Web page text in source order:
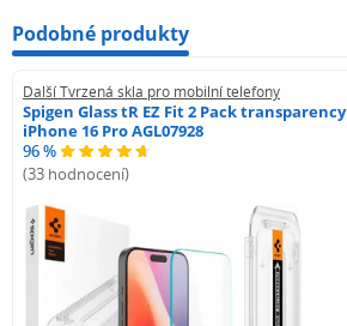
Podobné produkty
Další Tvrzená skla pro mobilní telefony
Spigen Glass tR EZ Fit 2 Pack transparency
iPhone 16 Pro AGL07928
96 %
(33 hodnocení)